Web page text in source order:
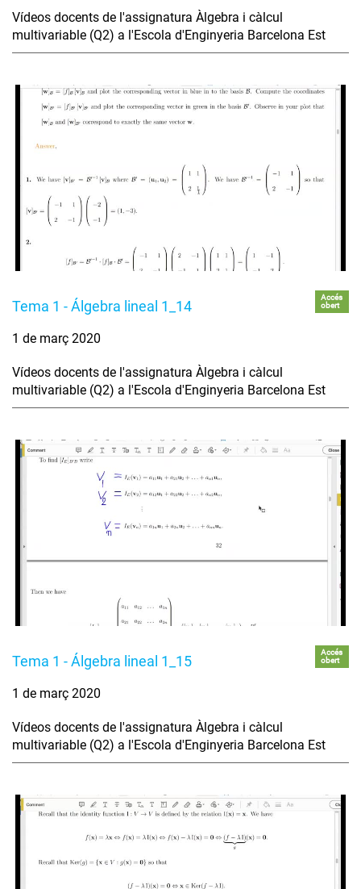
Vídeos docents de l'assignatura Àlgebra i càlcul
multivariable (Q2) a l'Escola d'Enginyeria Barcelona Est
Tema 1 - Álgebra lineal 1_14
Accés
obert
1 de març 2020
Vídeos docents de l'assignatura Àlgebra i càlcul
multivariable (Q2) a l'Escola d'Enginyeria Barcelona Est
Tema 1 - Álgebra lineal 1_15
Accés
obert
1 de març 2020
Vídeos docents de l'assignatura Àlgebra i càlcul
multivariable (Q2) a l'Escola d'Enginyeria Barcelona Est